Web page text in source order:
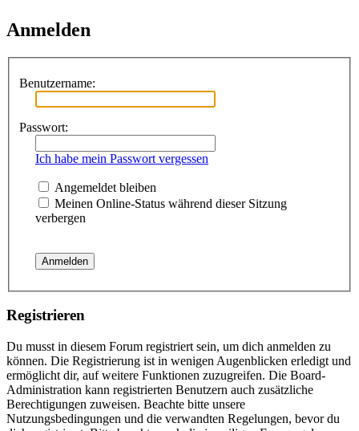
Anmelden
Benutzername:
Passwort:
Ich habe mein Passwort vergessen
Angemeldet bleiben
Meinen Online-Status während dieser Sitzung
verbergen
Registrieren
Du musst in diesem Forum registriert sein, um dich anmelden zu
können. Die Registrierung ist in wenigen Augenblicken erledigt und
ermöglicht dir, auf weitere Funktionen zuzugreifen. Die Board-
Administration kann registrierten Benutzern auch zusätzliche
Berechtigungen zuweisen. Beachte bitte unsere
Nutzungsbedingungen und die verwandten Regelungen, bevor du